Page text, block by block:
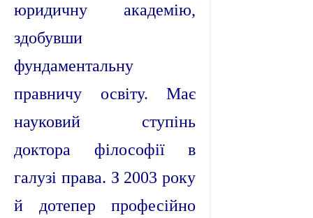
юридичну академію,
здобувши
фундаментальну
правничу освіту. Має
науковий ступінь
доктора філософії в
галузі права. З 2003 року
й дотепер професійно